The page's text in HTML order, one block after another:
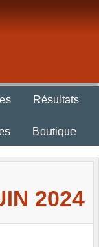
Résultats
Boutique
2024